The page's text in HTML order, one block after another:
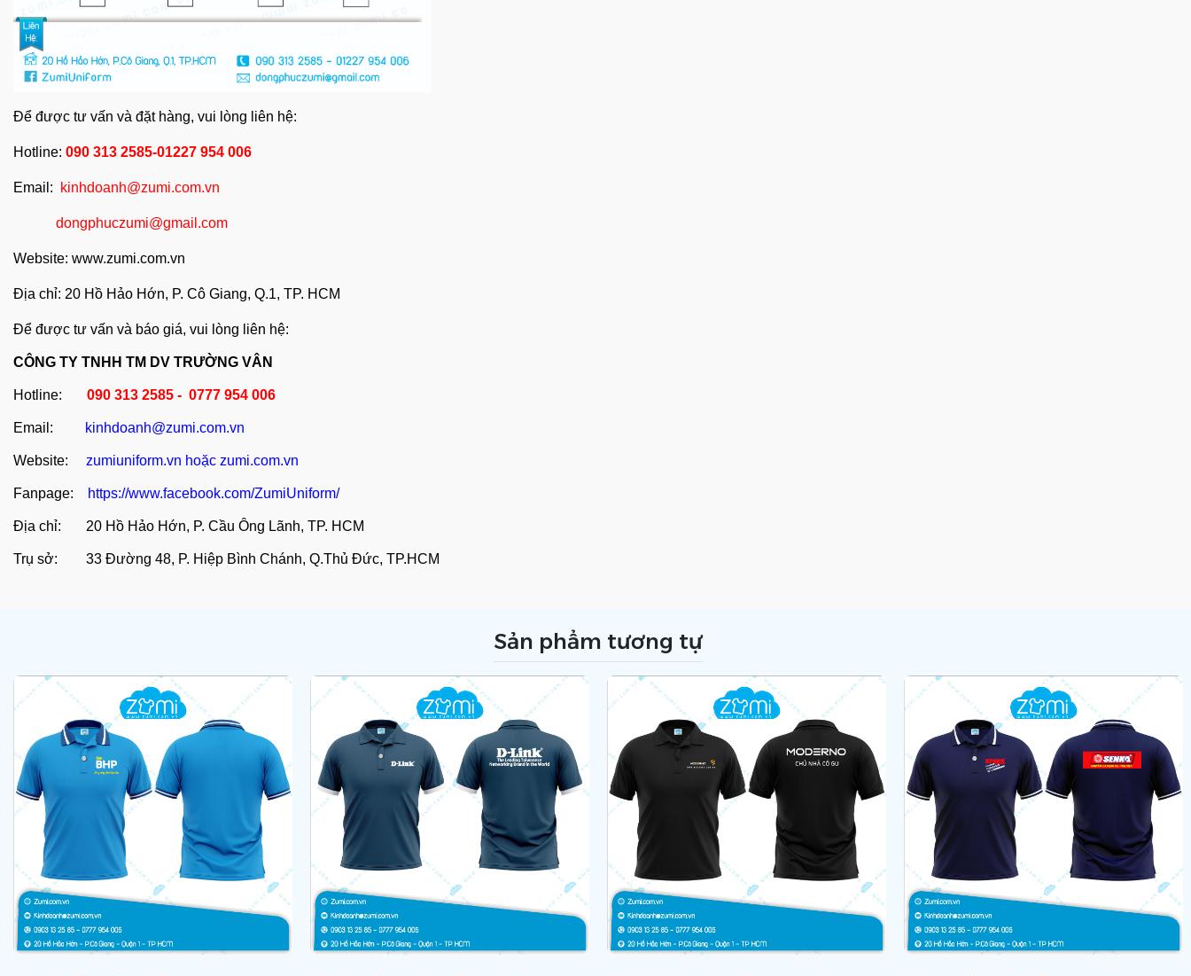
Để được tư vấn và đặt hàng, vui lòng liên hệ:
Hotline: 090 313 2585-01227 954 006
Email: kinhdoanh@zumi.com.vn
dongphuczumi@gmail.com
Website: www.zumi.com.vn
Địa chỉ: 20 Hồ Hảo Hớn, P. Cô Giang, Q.1, TP. HCM
Để được tư vấn và báo giá, vui lòng liên hệ:
CÔNG TY TNHH TM DV TRƯỜNG VÂN
Hotline: 090 313 2585 - 0777 954 006
Email: kinhdoanh@zumi.com.vn
Website: zumiuniform.vn hoặc zumi.com.vn
Fanpage: https://www.facebook.com/ZumiUniform/
Địa chỉ: 20 Hồ Hảo Hớn, P. Cầu Ông Lãnh, TP. HCM
Trụ sở: 33 Đường 48, P. Hiệp Bình Chánh, Q.Thủ Đức, TP.HCM
Sản phẩm tương tự